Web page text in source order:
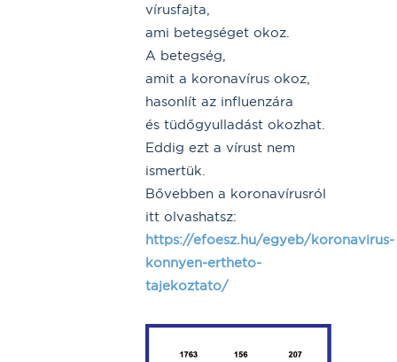
vírusfajta,
ami betegséget okoz.
A betegség,
amit a koronavírus okoz,
hasonlít az influenzára
és tüdőgyulladást okozhat.
Eddig ezt a vírust nem
ismertük.
Bővebben a koronavírusról
itt olvashatsz:
https://efoesz.hu/egyeb/koronavirus-
konnyen-ertheto-
tajekoztato/